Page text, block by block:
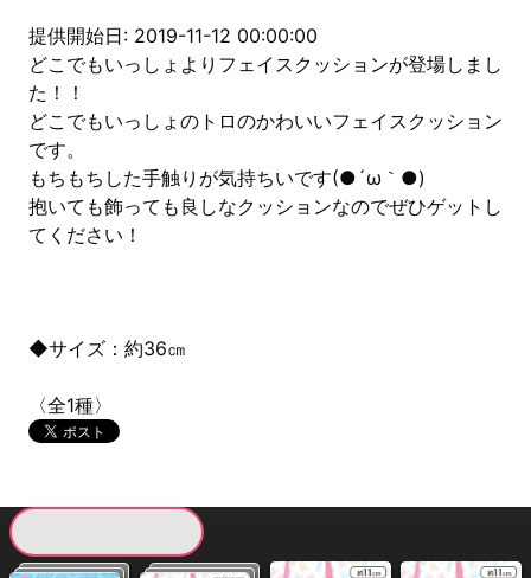
提供開始日: 2019-11-12 00:00:00
どこでもいっしょよりフェイスクッションが登場しまし
た！！
どこでもいっしょのトロのかわいいフェイスクッション
です。
もちもちした手触りが気持ちいです(●´ω｀●)
抱いても飾っても良しなクッションなのでぜひゲットし
てください！
◆サイズ：約36㎝
〈全1種〉